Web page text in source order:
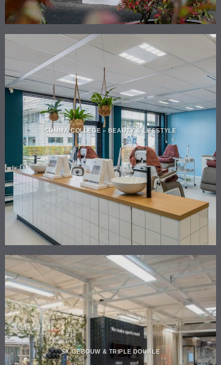
SUMMA COLLEGE – BEAUTY & LIFESTYLE
SX-GEBOUW & TRIPLE DOUBLE